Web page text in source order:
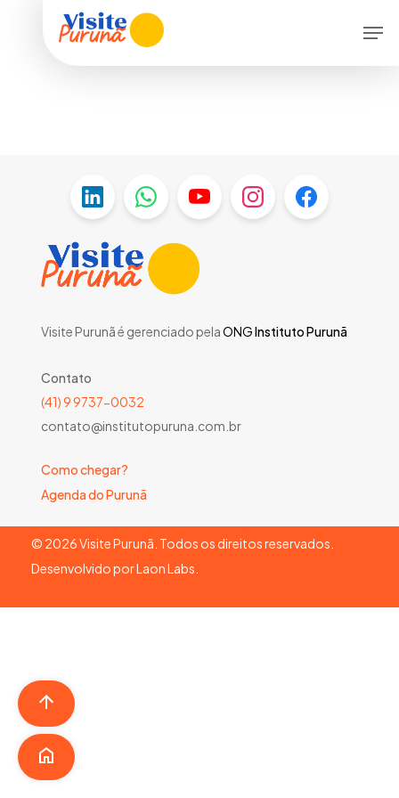
Visite Purunã é gerenciado pelaONGInstituto Purunã
Contato
(41) 9 9737-0032
contato@institutopuruna.com.br
Como chegar?
Agenda do Purunã
© 2026Visite Purunã. Todos os direitos reservados.
Desenvolvido porLaon Labs